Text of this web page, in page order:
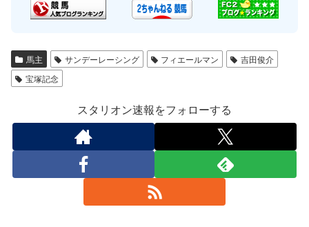
馬主 サンデーレーシング フィエールマン
吉田俊介
宝塚記念
スタリオン速報をフォローする